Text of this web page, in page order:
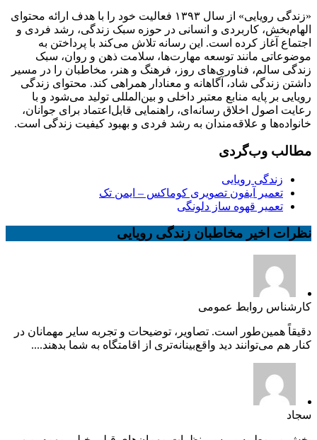
«زندگی رویایی» از سال ۱۳۹۳ فعالیت خود را با هدف ارائه محتوای
الهام‌بخش، کاربردی و انسانی در حوزه سبک زندگی، رشد فردی و
اجتماع آغاز کرده است. این رسانه تلاش می‌کند با پرداختن به
موضوعاتی مانند توسعه مهارت‌ها، سلامت ذهن و روان، سبک
زندگی سالم، فناوری‌های روز، فرهنگ و هنر، مخاطبان را در مسیر
داشتن زندگی شاد، آگاهانه و معنادار همراهی کند. محتوای زندگی
رویایی بر پایه منابع معتبر داخلی و بین‌المللی تولید می‌شود و با
رعایت اصول اخلاق رسانه‌ای، راهنمایی قابل‌اعتماد برای جوانان،
خانواده‌ها و علاقه‌مندان به رشد فردی و بهبود کیفیت زندگی است.
مطالب وب‌گردی
زندگی رویایی
تعمیر آیفون تصویری کوماکس – ایمن تک
تعمیر قهوه ساز دلونگی
نظرات اخیر مخاطبان زندگی رویایی
کارشناس روابط عمومی
دقیقاً همین‌طور است. تصاویر، توضیحات و تجربه سایر مهمانان در
کنار هم می‌توانند دید واقع‌بینانه‌تری از اقامتگاه به شما بدهند....
سجاد